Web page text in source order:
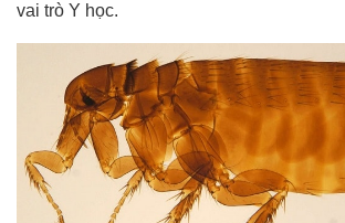
vai trò Y học.